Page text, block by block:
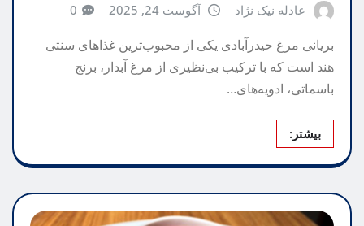
عادله نیک نژاد آگوست 24, 2025 0
بریانی مرغ حیدرآبادی یکی از محبوب‌ترین غذاهای سنتی
هند است که با ترکیب بی‌نظیری از مرغ آبدار، برنج
باسماتی، ادویه‌های…
بیشتر: